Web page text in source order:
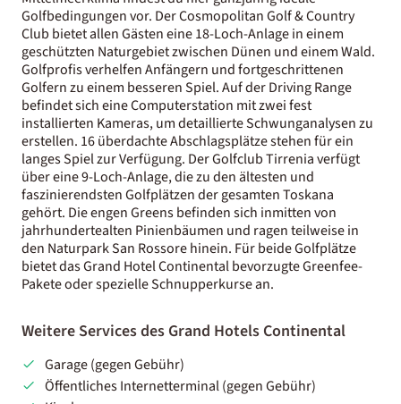
Golfbedingungen vor. Der Cosmopolitan Golf & Country
Club bietet allen Gästen eine 18-Loch-Anlage in einem
geschützten Naturgebiet zwischen Dünen und einem Wald.
Golfprofis verhelfen Anfängern und fortgeschrittenen
Golfern zu einem besseren Spiel. Auf der Driving Range
befindet sich eine Computerstation mit zwei fest
installierten Kameras, um detaillierte Schwunganalysen zu
erstellen. 16 überdachte Abschlagsplätze stehen für ein
langes Spiel zur Verfügung. Der Golfclub Tirrenia verfügt
über eine 9-Loch-Anlage, die zu den ältesten und
faszinierendsten Golfplätzen der gesamten Toskana
gehört. Die engen Greens befinden sich inmitten von
jahrhundertealten Pinienbäumen und ragen teilweise in
den Naturpark San Rossore hinein. Für beide Golfplätze
bietet das Grand Hotel Continental bevorzugte Greenfee-
Pakete oder spezielle Schnupperkurse an.
Weitere Services des Grand Hotels Continental
Garage (gegen Gebühr)
Öffentliches Internetterminal (gegen Gebühr)